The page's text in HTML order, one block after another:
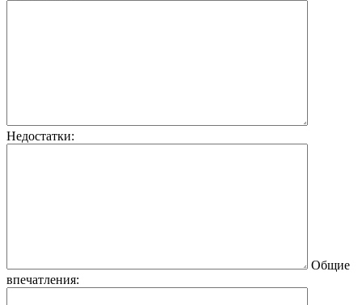
Недостатки:
Общие
впечатления: